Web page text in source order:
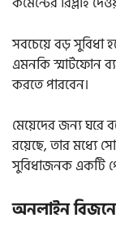
সবচেয়ে বড় সুবিধা
এমনকি স্মার্টফোন
করতে পারবেন।
মেয়েদের জন্য ঘরে
রয়েছে, তার মধ্যে
সুবিধাজনক একটি
অনলাইন